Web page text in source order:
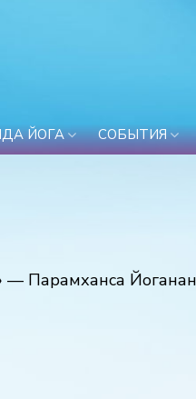
ЙОГА СОБЫТИЯ
— Парамханса